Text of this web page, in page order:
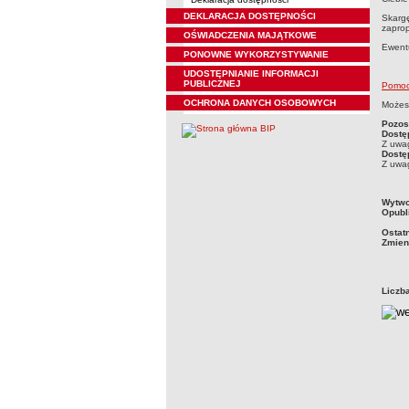
DEKLARACJA DOSTĘPNOŚCI
OŚWIADCZENIA MAJĄTKOWE
PONOWNE WYKORZYSTYWANIE
UDOSTĘPNIANIE INFORMACJI
PUBLICZNEJ
OCHRONA DANYCH OSOBOWYCH
Z
Z